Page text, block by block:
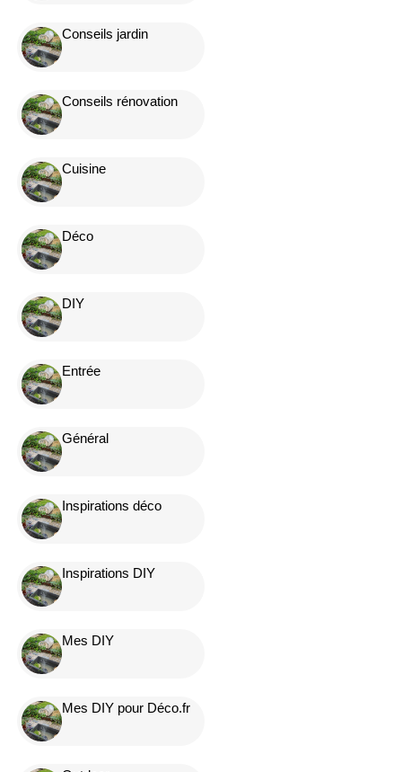
Conseils jardin
Conseils rénovation
Cuisine
Déco
DIY
Entrée
Général
Inspirations déco
Inspirations DIY
Mes DIY
Mes DIY pour Déco.fr